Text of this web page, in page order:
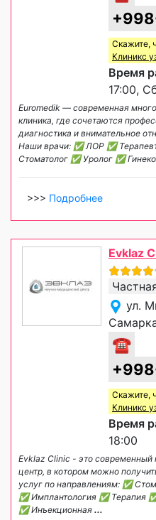
Скажите,
Клиникс
Время
17:00,
Euromedik — современная
клиника, где сочетаются
диагностика и внимательное
Наши врачи: ✅ ЛОР ✅
Стоматолог ✅ Уролог ✅
>>> Подробнее
Evklaz
ул.
☎
Скажите,
Клиникс
Время
18:00
Evklaz Clinic - это
центр, в котором можно
услуг по направлениям: ✅
✅ Имплантология ✅ Терапия
✅ Инъекционная ...